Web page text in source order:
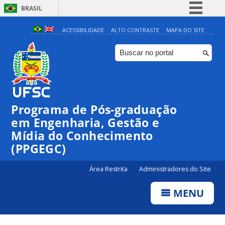
BRASIL
Simplifique!
Comunica BR
Participe
Canais
ACESSIBILIDADE ALTO CONTRASTE MAPA DO SITE
Programa de Pós-graduação
em Engenharia, Gestão e
Mídia do Conhecimento
(PPGEGC)
Área Restrita Administradores do Site
MENU